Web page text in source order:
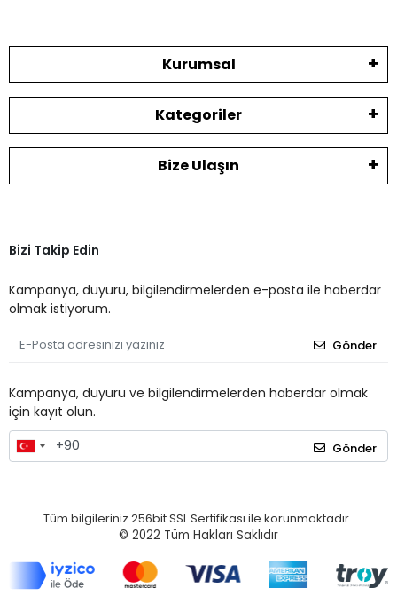
Kurumsal
Kategoriler
Bize Ulaşın
Bizi Takip Edin
Kampanya, duyuru, bilgilendirmelerden e-posta ile haberdar
olmak istiyorum.
Gönder
Kampanya, duyuru ve bilgilendirmelerden haberdar olmak
için kayıt olun.
Gönder
Tüm bilgileriniz 256bit SSL Sertifikası ile korunmaktadır.
© 2022 Tüm Hakları Saklıdır